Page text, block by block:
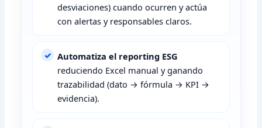
desviaciones) cuando ocurren y actúa
con alertas y responsables claros.
Automatiza el reporting ESG
reduciendo Excel manual y ganando
trazabilidad (dato → fórmula → KPI →
evidencia).